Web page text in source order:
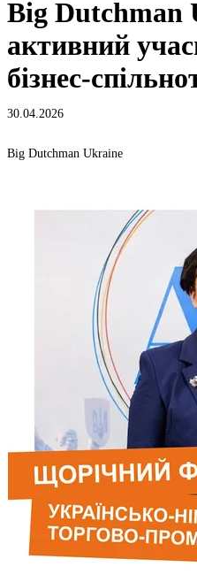
Big Dutchman
активний
бізнес-
30.04.2026
Big Dutchman Ukraine